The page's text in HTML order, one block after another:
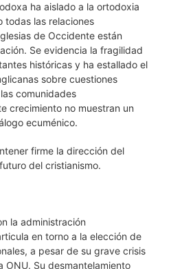
ha aislado a la ortodoxia
todas las relaciones
de Occidente están
Se evidencia la fragilidad
históricas y ha estallado el
sobre cuestiones
comunidades
crecimiento no muestran un
ecuménico.
firme la dirección del
del cristianismo.
la administración
en torno a la elección de
a pesar de su grave crisis
ONU. Su desmantelamiento